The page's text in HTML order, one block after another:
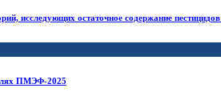
исследующих остаточное содержание
ПМЭФ-2025